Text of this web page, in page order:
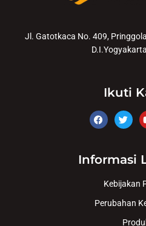
Jl. Gatotkaca No. 409,
Ikuti
Informasi
Kebijakan
Perubahan